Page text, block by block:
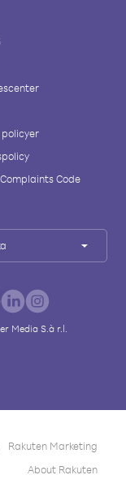
policyer
Code
Media S.à r.l.
Rakuten Marketing
About Rakuten